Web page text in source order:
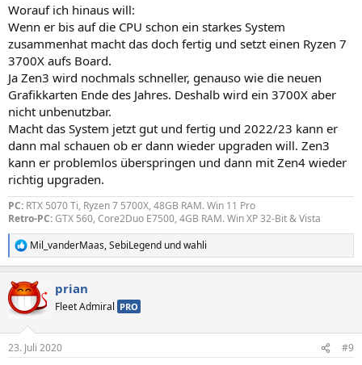
Worauf ich hinaus will:
Wenn er bis auf die CPU schon ein starkes System
zusammenhat macht das doch fertig und setzt einen Ryzen 7
3700X aufs Board.
Ja Zen3 wird nochmals schneller, genauso wie die neuen
Grafikkarten Ende des Jahres. Deshalb wird ein 3700X aber
nicht unbenutzbar.
Macht das System jetzt gut und fertig und 2022/23 kann er
dann mal schauen ob er dann wieder upgraden will. Zen3
kann er problemlos überspringen und dann mit Zen4 wieder
richtig upgraden.
PC: RTX 5070 Ti, Ryzen 7 5700X, 48GB RAM. Win 11 Pro
Retro-PC:GTX 560, Core2Duo E7500, 4GB RAM. Win XP 32-Bit & Vista
R
e
k
i
e
Mil_vanderMaas,SebiLegend undwahli
prian
Fleet Admiral PRO
23. Juli 2020 #9